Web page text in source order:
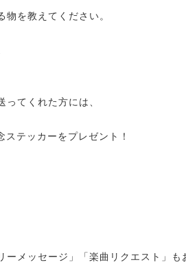
を教えてください。
てくれた方には、
テッカーをプレゼント！
メッセージ」「楽曲リクエスト」も